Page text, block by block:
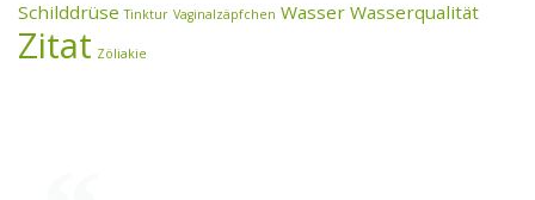
Schilddrüse Tinktur Vaginalzäpfchen Wasser Wasserqualität
Zitat Zöliakie